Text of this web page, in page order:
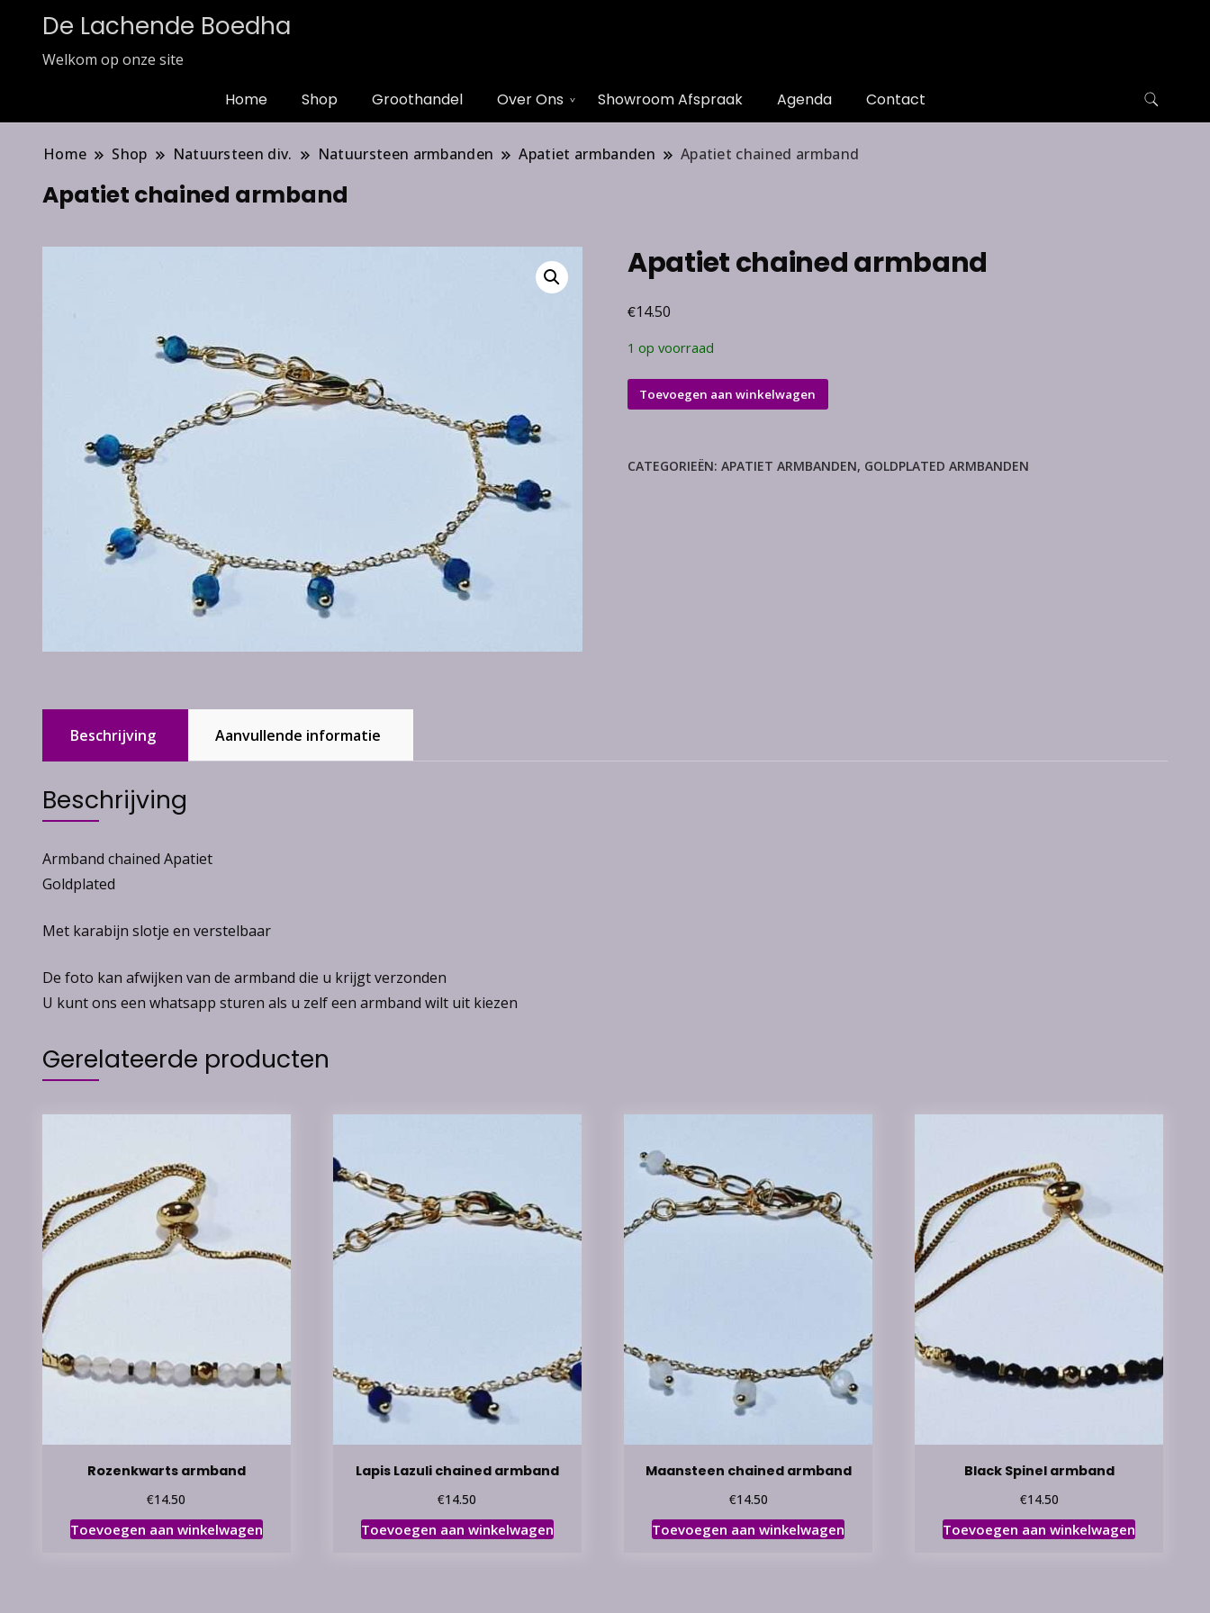
De Lachende Boedha
Welkom op onze site
Home Shop Groothandel Over Ons Showroom Afspraak Agenda Contact
Home Shop Natuursteen div. Natuursteen armbanden Apatiet armbanden Apatiet chained armband
Apatiet chained armband
Apatiet chained armband
€14.50
1 op voorraad
Apatiet
chained
Toevoegen aan winkelwagen
CATEGORIEËN: APATIET ARMBANDEN, GOLDPLATED ARMBANDEN
Beschrijving Aanvullende informatie
Beschrijving
Armband chained Apatiet
Goldplated
Met karabijn slotje en verstelbaar
De foto kan afwijken van de armband die u krijgt verzonden
U kunt ons een whatsapp sturen als u zelf een armband wilt uit kiezen
Gerelateerde producten
Rozenkwarts armband
€14.50
Toevoegen aan winkelwagen
Lapis Lazuli chained armband
€14.50
Toevoegen aan winkelwagen
Maansteen chained armband
€14.50
Toevoegen aan winkelwagen
Black Spinel armband
€14.50
Toevoegen aan winkelwagen